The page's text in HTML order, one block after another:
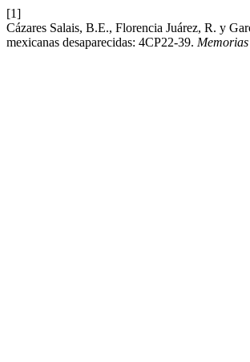
[1]
Cázares Salais, B.E., Florencia Juárez, R. y
mexicanas desaparecidas: 4CP22-39.